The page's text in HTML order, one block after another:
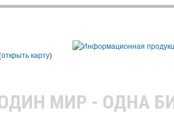
открыть карту)
МИР - ОДНА